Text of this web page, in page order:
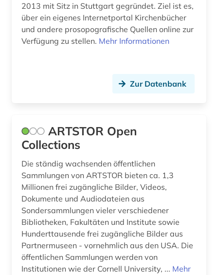
finnland (1)
schriftsteller; kabarettist; journalist; kritiker;
librettist; historiker; romancier (1)
fotografie (1)
frankreich (4)
franziskanerorden (1)
französische landesgeschichte (1)
frau (1)
freie wohlfahrtspflege (1)
2013 mit Sitz in Stuttgart gegründet. Ziel ist es,
über ein eigenes Internetportal Kirchenbücher
und andere prosopografische Quellen online zur
Verfügung zu stellen. Mehr Informationen
Zur Datenbank
ARTSTOR Open
Collections
Die ständig wachsenden öffentlichen
Sammlungen von ARTSTOR bieten ca. 1,3
Millionen frei zugängliche Bilder, Videos,
Dokumente und Audiodateien aus
Sondersammlungen vieler verschiedener
Bibliotheken, Fakultäten und Institute sowie
Hunderttausende frei zugängliche Bilder aus
Partnermuseen - vornehmlich aus den USA. Die
öffentlichen Sammlungen werden von
Institutionen wie der Cornell University, ... Mehr